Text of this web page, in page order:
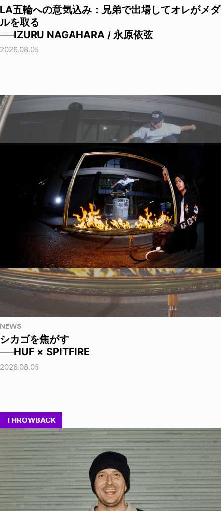
LA五輪への意気込み：兄弟で出場してオレがメダ
ルを取る
──IZURU NAGAHARA / 永原依弦
2026.08.05
NEWS
シカゴを焦がす
──HUF × SPITFIRE
2026.08.05
THROWBACK